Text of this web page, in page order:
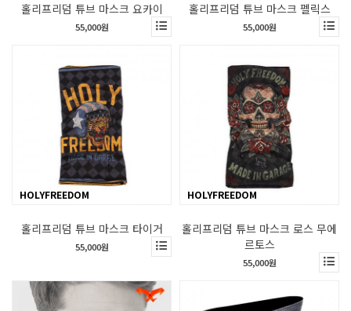
홀리프리덤 튜브 마스크 요카이
55,000원
홀리프리덤 튜브 마스크 펠릭스
55,000원
HOLYFREEDOM
홀리프리덤 튜브 마스크 타이거
55,000원
HOLYFREEDOM
홀리프리덤 튜브 마스크 로스 무에
르토스
55,000원